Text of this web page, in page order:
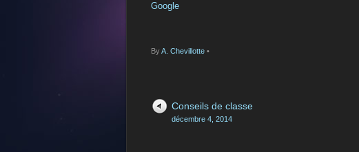
Google
ByA. Chevillotte •
Conseils de classe
décembre 4, 2014